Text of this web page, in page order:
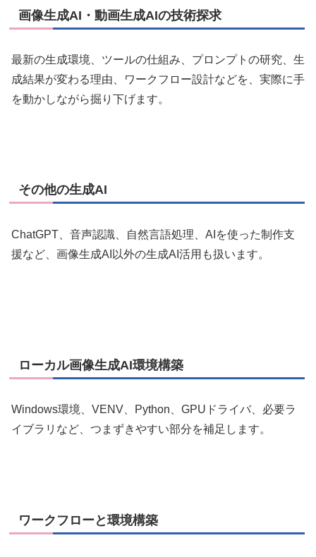
画像生成AI・動画生成AIの技術探求
最新の生成環境、ツールの仕組み、プロンプトの研究、生
成結果が変わる理由、ワークフロー設計などを、実際に手
を動かしながら掘り下げます。
その他の生成AI
ChatGPT、音声認識、自然言語処理、AIを使った制作支
援など、画像生成AI以外の生成AI活用も扱います。
ローカル画像生成AI環境構築
Windows環境、VENV、Python、GPUドライバ、必要ラ
イブラリなど、つまずきやすい部分を補足します。
ワークフローと環境構築